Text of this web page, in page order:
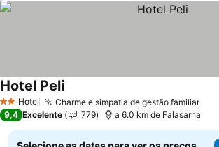
2 Estrelas
Hotel Charme e simpatia de gestão familiar
Hotel Peli
9,4 Excelente 779 a 6.0 km de Falasarna